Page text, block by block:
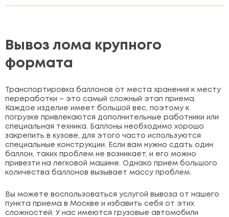
Вывоз лома крупного
формата
Транспортировка баллонов от места хранения к месту
переработки – это самый сложный этап приема.
Каждое изделие имеет большой вес, поэтому к
погрузке привлекаются дополнительные работники или
специальная техника. Баллоны необходимо хорошо
закрепить в кузове, для этого часто используются
специальные конструкции. Если вам нужно сдать один
баллон, таких проблем не возникает, и его можно
привезти на легковой машине. Однако прием большого
количества баллонов вызывает массу проблем.
Вы можете воспользоваться услугой вывоза от нашего
пункта приема в Москве и избавить себя от этих
сложностей. У нас имеются грузовые автомобили